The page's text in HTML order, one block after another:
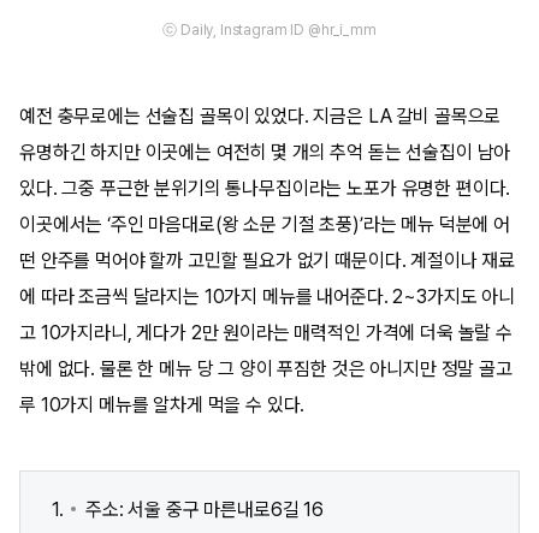
ⓒ Daily, Instagram ID @hr_i_mm
예전 충무로에는 선술집 골목이 있었다. 지금은 LA 갈비 골목으로
유명하긴 하지만 이곳에는 여전히 몇 개의 추억 돋는 선술집이 남아
있다. 그중 푸근한 분위기의 통나무집이라는 노포가 유명한 편이다.
이곳에서는 ‘주인 마음대로(왕 소문 기절 초풍)’라는 메뉴 덕분에 어
떤 안주를 먹어야 할까 고민할 필요가 없기 때문이다. 계절이나 재료
에 따라 조금씩 달라지는 10가지 메뉴를 내어준다. 2~3가지도 아니
고 10가지라니, 게다가 2만 원이라는 매력적인 가격에 더욱 놀랄 수
밖에 없다. 물론 한 메뉴 당 그 양이 푸짐한 것은 아니지만 정말 골고
루 10가지 메뉴를 알차게 먹을 수 있다.
주소: 서울 중구 마른내로6길 16